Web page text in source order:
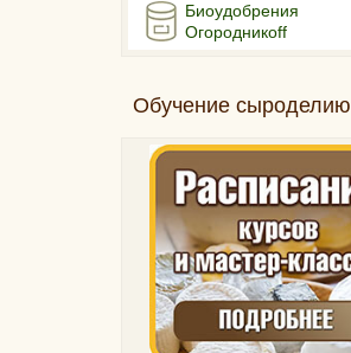
Биоудобрения
Огородникоff
Обучение сыроделию